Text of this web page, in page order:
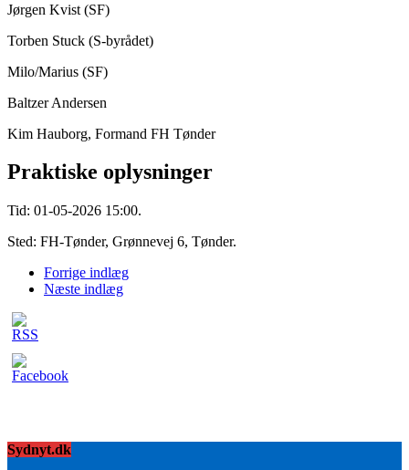
Jørgen Kvist (SF)
Torben Stuck (S-byrådet)
Milo/Marius (SF)
Baltzer Andersen
Kim Hauborg, Formand FH Tønder
Praktiske oplysninger
Tid: 01-05-2026 15:00.
Sted: FH-Tønder, Grønnevej 6, Tønder.
Forrige indlæg
Næste indlæg
Sydnyt.dk